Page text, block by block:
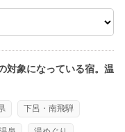
対象になっている宿。温
下呂・南飛騨